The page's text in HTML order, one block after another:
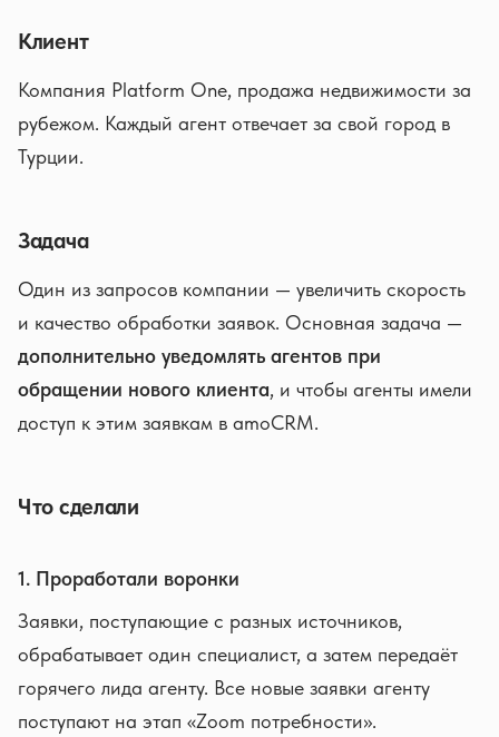
Клиент
Компания Platform One, продажа недвижимости за
рубежом. Каждый агент отвечает за свой город в
Турции.
Задача
Один из запросов компании — увеличить скорость
и качество обработки заявок. Основная задача —
дополнительно уведомлять агентов при
обращении нового клиента, и чтобы агенты имели
доступ к этим заявкам в amoCRM.
Что сделали
1. Проработали воронки
Заявки, поступающие с разных источников,
обрабатывает один специалист, а затем передаёт
горячего лида агенту. Все новые заявки агенту
поступают на этап «Zoom потребности».